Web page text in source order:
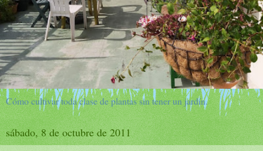
Cómo cultivar toda clase de plantas sin tener un jardín.
sábado, 8 de octubre de 2011